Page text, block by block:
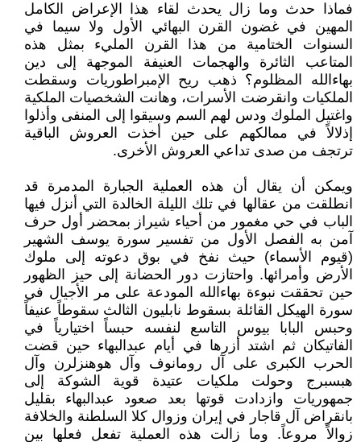
فماذا حدث وما زال يحدث لقاء هذا الإعراض الكامل
المهين في غضون القرن البهائي الأول ولا سيما في
السنوات الختامية من هذا القرن المليء بمثل هذه
المتاعب الثائرة والهجمات العنيفة الموجهة إلى دين
بهاءالله المظلوم؟ ذهب ريح الإمبراطوريات وسقطت
الملكيات وانقرضت الأسرات، وهانت الشخصيات الملكية
واغتيل الملوك ودس لهم السم وسيقوا إلى المنفى وأذلوا
إذلالاً في ممالكهم على حين أخذت العروش الباقية
ترتجف من صدى تداعي العروش الأخرى.
ويمكن أن يقال أن هذه العملية الجبارة المدمرة قد
انطلقت من عقالها في تلك الليلة الخالدة التي أنزل فيها
الباب في حي مغمور من أحياء شيراز بمحضر أول حرف
آمن به الفصل الأول من تفسير سورة يوسف الشهير
(قيوم الأسماء) حيث نفخ في بوق دعوته إلى ملوك
الأرض وأمرائها. واحتازت دور الحضانة إلى حيز الظهور
حين تحققت نبوءة بهاءالله المودعة على مر الأجيال في
سورة الهيكل القائلة بسقوط نابليون الثالث سقوطاً عنيفاً
وحبس البابا بيوس التاسع لنفسه حبساً اختيارياً في
الفاتيكان ثم اشتد أزرها في أيام عبدالبهاء حين قضت
الحرب الكبرى على آل رومانوف وآل هوهنزلرن وآل
هبسبرج وحولت ملكيات عتيدة قوية الشوكة إلى
جمهوريات وازدادت قوتها بعد صعود عبدالبهاء بقليل
بانقراض آل قاجار في إيران وزوال كلا السلطنة والخلافة
زوالاً مروعاً. وما زالت هذه العملية تفعل فعلها بين